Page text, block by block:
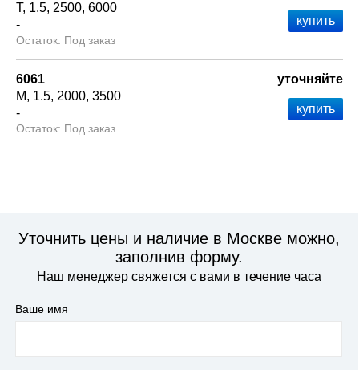
Т 1.5 2500 6000
-
Под заказ
6061
М
1.5 2000 3500
-
Под заказ
уточняйте
Уточнить цены и наличие в Москве можно,
заполнив форму.
Наш менеджер свяжется с вами в течение часа
Ваше имя